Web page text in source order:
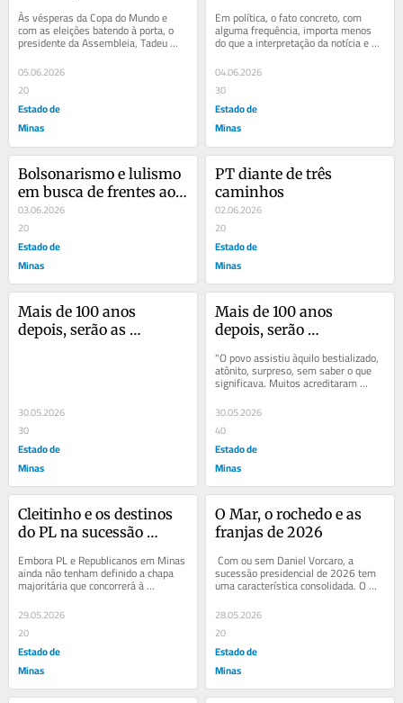
Às vésperas da Copa do Mundo e
com as eleições batendo à porta, o
presidente da Assembleia, Tadeu
Leite (MDB), vai abrir, na próxima
semana, o...
05.06.2026
20
Estado de
Minas
Em política, o fato concreto, com
alguma frequência, importa menos
do que a interpretação da notícia e as
associações simbólicas oferecidas
ao...
04.06.2026
30
Estado de
Minas
Bolsonarismo e lulismo
em busca de frentes ao
centro
03.06.2026
20
Estado de
Minas
PT diante de três
caminhos
02.06.2026
20
Estado de
Minas
Mais de 100 anos
depois, serão as
30.05.2026
30
Estado de
Minas
Mais de 100 anos
depois, serão
coincidências?
"O povo assistiu àquilo bestializado,
atônito, surpreso, sem saber o que
significava. Muitos acreditaram
sinceramente estar vendo uma
parada...
30.05.2026
40
Estado de
Minas
Cleitinho e os destinos
do PL na sucessão
Embora PL e Republicanos em Minas
ainda não tenham definido a chapa
majoritária que concorrerá à
sucessão mineira, o acordo entre as
legendas...
29.05.2026
20
Estado de
Minas
O Mar, o rochedo e as
franjas de 2026
Com ou sem Daniel Vorcaro, a
sucessão presidencial de 2026 tem
uma característica consolidada. O
vai de...
28.05.2026
20
Estado de
Minas